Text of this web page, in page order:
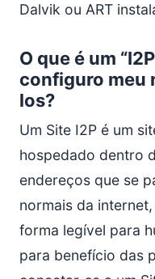
Dalvik ou ART
O que é um
configuro meu
los?
Um Site I2P é um
hospedado dentro
endereços que se
normais da
forma legível para
para benefício das